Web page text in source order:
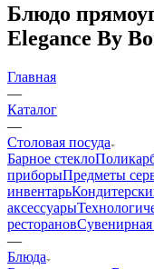
Блюдо
Elegance By
Главная
—
Каталог
—
Столовая посуда
Барное стекло
приборыПредметы
инвентарь
аксессуары
ресторанов
—
Блюда